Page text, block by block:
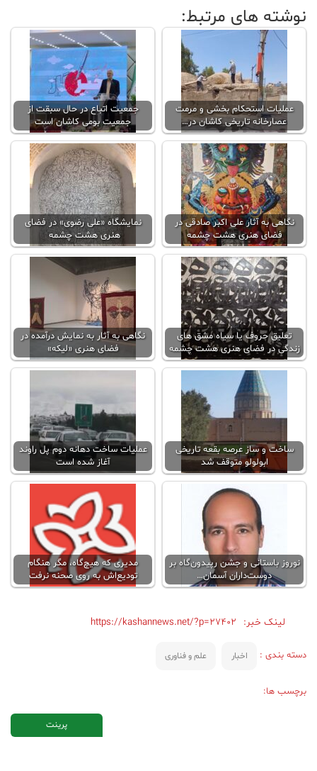
نوشته های مرتبط:
عملیات استحکام بخشی و مرمت
عصارخانه تاریخی کاشان در…
جمعیت اتباع در حال سبقت از
جمعیت بومی کاشان است
نگاهی به آثار علی اکبر صادقی در
فضای هنری هشت چشمه
نمایشگاه «علی رضوی» در فضای
هنری هشت چشمه
تعلیق حروف یا سیاه مشق های
زندگی در فضای هنری هشت چشمه
نگاهی به آثار به نمایش درآمده در
فضای هنری «لیکه»
ساخت و ساز عرصه بقعه تاریخی
ابولولو متوقف شد
عملیات ساخت دهانه دوم پل راوند
آغاز شده است
نوروز باستانی و جشن رپیدون‌گاه بر
دوست‌داران آسمان…
مدیری که هیچ‌گاه، مگر هنگام
تودیع‌اش به روی صحنه نرفت
لینک خبر: https://kashannews.net/?p=27402
دسته بندی : اخبار علم و فناوری
برچسب ها:
پرینت